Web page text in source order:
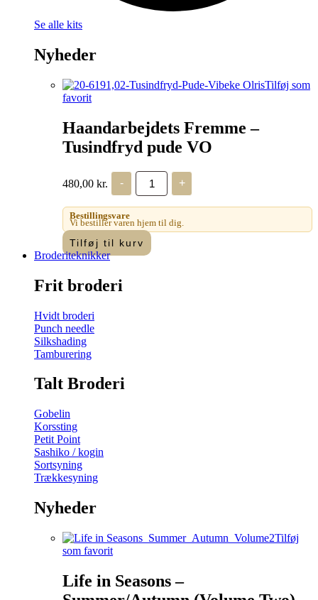
Se alle kits
Nyheder
Tilføj som
favorit
Haandarbejdets Fremme –
Tusindfryd pude VO
480,00 kr. -
Haandarbejdets
Fremme
-
Tusindfryd
pude
VO
antal
+
Bestillingsvare
Vi bestiller varen hjem til dig.
Tilføj til kurv
Broderiteknikker
Frit broderi
Hvidt broderi
Punch needle
Silkshading
Tamburering
Talt Broderi
Gobelin
Korssting
Petit Point
Sashiko / kogin
Sortsyning
Trækkesyning
Nyheder
Tilføj
som favorit
Life in Seasons –